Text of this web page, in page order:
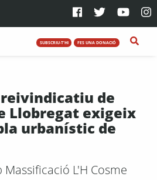
SUBSCRIU-T'HI FES UNA DONACIÓ
de
Llobregat exigeix
urbanístic de
L'H Cosme